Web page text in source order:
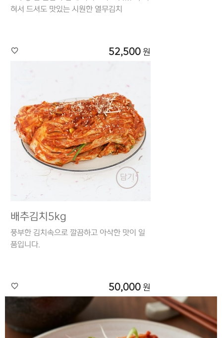
혀서 드셔도 맛있는 시원한 열무김치
52,500 원
담기
배추김치5kg
풍부한 김치속으로 깔끔하고 아삭한 맛이 일
품입니다.
50,000 원